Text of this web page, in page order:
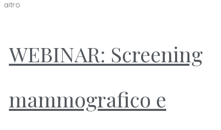
aitro
WEBINAR: Screening
mammografico e